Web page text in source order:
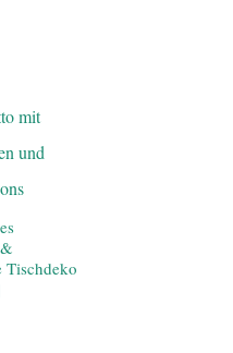
Tischdeko